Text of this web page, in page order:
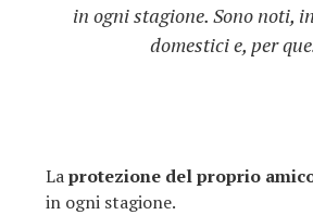
in ogni stagione. Sono noti,
domestici e, per
Laprotezione del proprio
in ogni stagione.